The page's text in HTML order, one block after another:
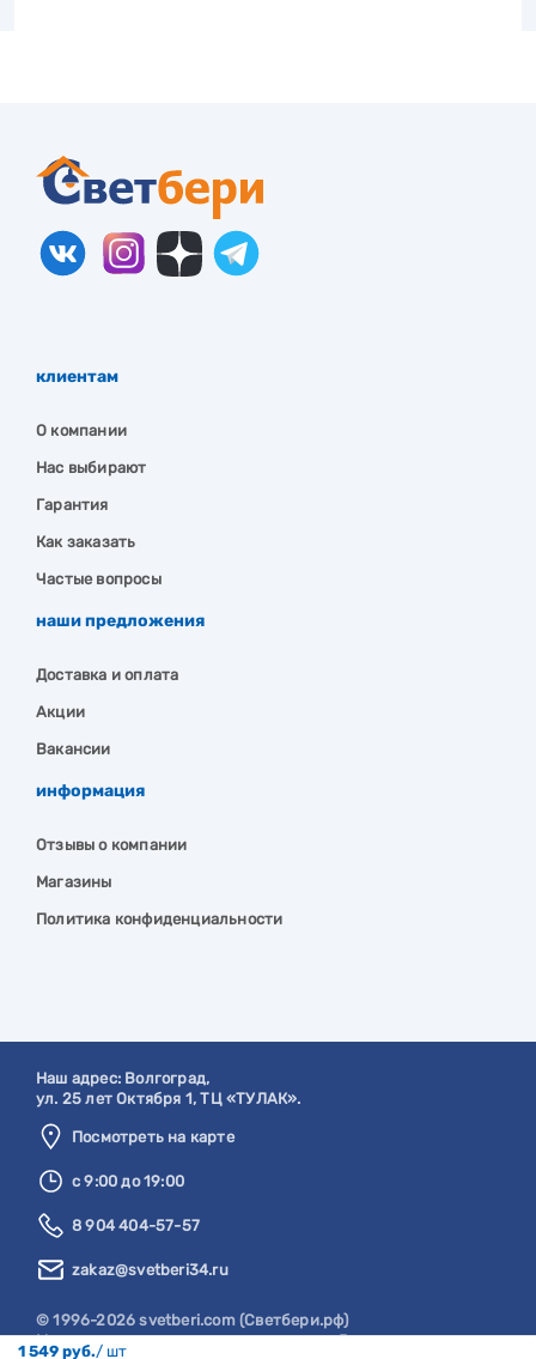
1 549 руб./ шт
клиентам
О компании
Нас выбирают
Гарантия
Как заказать
Частые вопросы
наши предложения
Доставка и оплата
Акции
Вакансии
информация
Отзывы о компании
Магазины
Политика конфиденциальности
Наш адрес: Волгоград,
ул. 25 лет Октября 1, ТЦ «ТУЛАК».
Посмотреть на карте
с 9:00 до 19:00
8 904 404-57-57
zakaz@svetberi34.ru
© 1996-2026 svetberi.com (Светбери.рф)
Магазин электротехнических товаров.Все права